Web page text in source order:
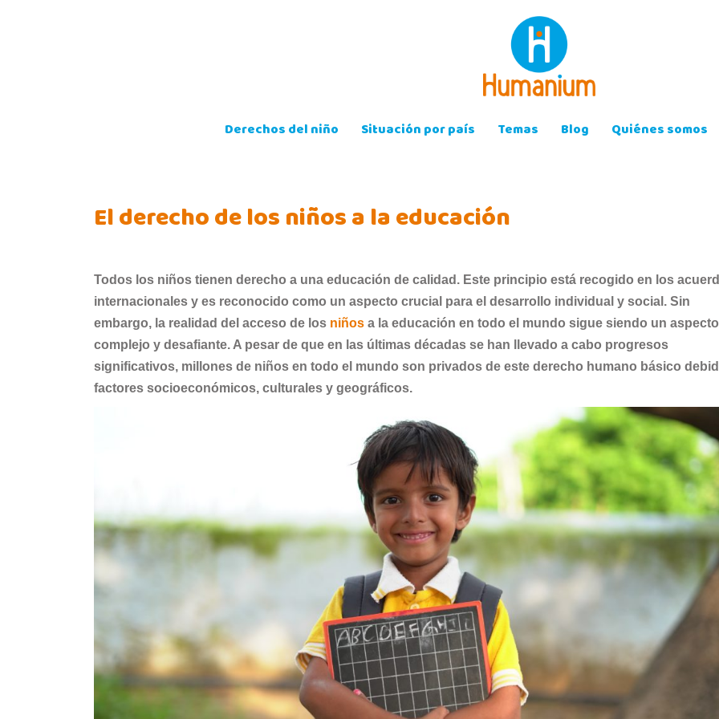
Derechos del niño Situación por país Temas Blog Quiénes somos
El derecho de los niños a la educación
Todos los niños tienen derecho a una educación de calidad. Este principio está recogido en los
internacionales y es reconocido como un aspecto crucial para el desarrollo individual y social. Sin
embargo, la realidad del acceso de los niños a la educación en todo el mundo sigue siendo un aspecto
complejo y desafiante. A pesar de que en las últimas décadas se han llevado a cabo progresos
significativos, millones de niños en todo el mundo son privados de este derecho humano básico
factores socioeconómicos, culturales y geográficos.